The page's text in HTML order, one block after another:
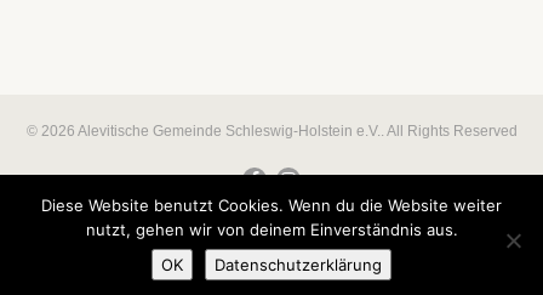
© 2026 Alevitische Gemeinde Schleswig-Holstein e.V.. All Rights Reserved
Almanca Türkçe
Diese Website benutzt Cookies. Wenn du die Website weiter
nutzt, gehen wir von deinem Einverständnis aus.
OK
Datenschutzerklärung